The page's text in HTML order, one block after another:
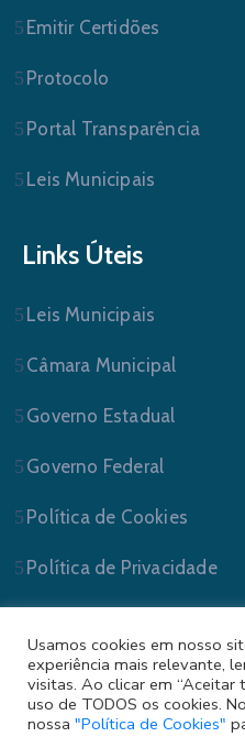
Emitir Certidões
Protocolo
Portal Transparência
Leis Municipais
Links Úteis
Leis Municipais
Câmara Municipal
Governo Estadual
Governo Federal
Política de Cookies
Política de Privacidade
Usamos cookies em nosso
experiência mais relevante,
visitas. Ao clicar em “Aceitar
uso de TODOS os cookies.
nossa "Política de Cookies"